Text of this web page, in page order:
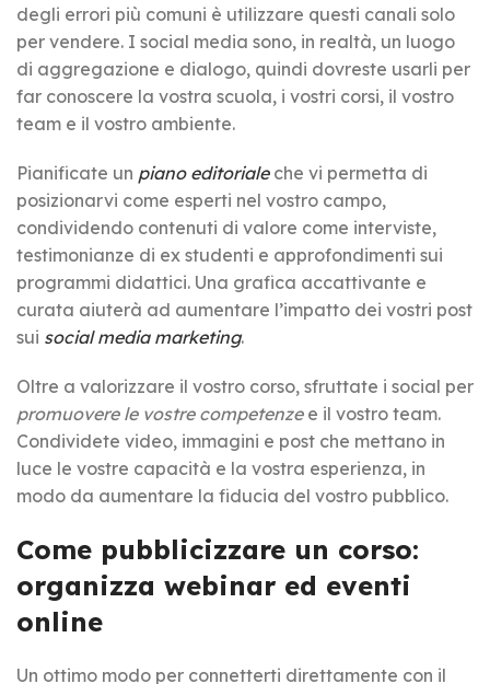
degli errori più comuni è utilizzare questi canali solo
per vendere. I social media sono, in realtà, un luogo
di aggregazione e dialogo, quindi dovreste usarli per
far conoscere la vostra scuola, i vostri corsi, il vostro
team e il vostro ambiente.
Pianificate un piano editorialeche vi permetta di
posizionarvi come esperti nel vostro campo,
condividendo contenuti di valore come interviste,
testimonianze di ex studenti e approfondimenti sui
programmi didattici. Una grafica accattivante e
curata aiuterà ad aumentare l’impatto dei vostri post
sui social media marketing.
Oltre a valorizzare il vostro corso, sfruttate i social per
promuovere le vostre competenzee il vostro team.
Condividete video, immagini e post che mettano in
luce le vostre capacità e la vostra esperienza, in
modo da aumentare la fiducia del vostro pubblico.
Come pubblicizzare un corso:
organizza webinar ed eventi
online
Un ottimo modo per connetterti direttamente con il